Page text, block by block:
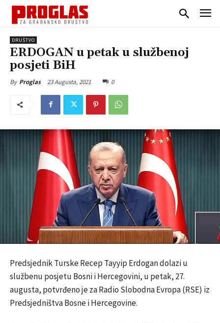
DRUŠTVO
ERDOGAN u petak u službenoj
posjeti BiH
By Proglas 23 Augusta, 2021 0
Predsjednik Turske Recep Tayyip Erdogan dolazi u
službenu posjetu Bosni i Hercegovini, u petak, 27.
augusta, potvrđeno je za Radio Slobodna Evropa (RSE) iz
Predsjedništva Bosne i Hercegovine.